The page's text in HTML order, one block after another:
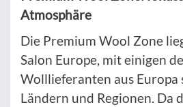
Atmosphäre
Die Premium Wool Zone
Salon Europe, mit einigen
Wolllieferanten aus Europa
Ländern und Regionen. Da